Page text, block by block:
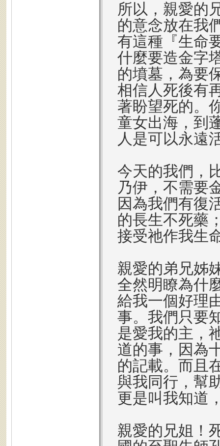
所以，親愛的
的意念放在我
有這種『生命
什麼要造金字
的墳墓，為要
相信人死後有
著盼望死的。
童女出海，到
人是可以永遠
今天的我們，
乃伊，不需要
因為我們有復
的長生不死藥
接受祂作我生
親愛的弟兄姊
全然明瞭為什
給我一個好理
事。我們只要
是愛我的主，
道的事，因為
的記載。而且
與我同行，幫
更是叫我知道
親愛的兄姐！